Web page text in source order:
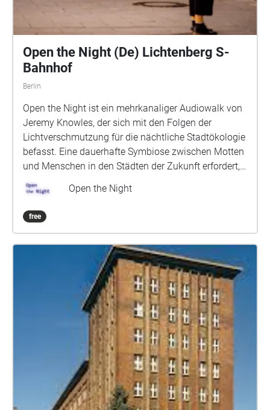
Open the Night (De) Lichtenberg S-
Bahnhof
Berlin
Open the Night ist ein mehrkanaliger Audiowalk von
Jeremy Knowles, der sich mit den Folgen der
Lichtverschmutzung für die nächtliche Stadtökologie
befasst. Eine dauerhafte Symbiose zwischen Motten
und Menschen in den Städten der Zukunft erfordert,
dass wir unsere Beziehung zur Dunkelheit neu
bewerten: Wir müssen unsere Wildheit
zurückgewinnen. Das Überleben der Motten und
damit auch unser eigenes Überleben als Spezies, die
als nachtaktive Bestäuber abhängig ist, hängt von
unserer Fähigkeit ab, unsere Beziehung zur Nacht zu
überdenken. Stadtmotten haben sich unserer
täglichen Zeitwahrnehmung angenähert, indem sie
ihre Anziehungskraft auf künstliches Licht
desensibilisiert haben. Was wird unser nächster
evolutionärer Schritt sein? Setzen Sie einfach Ihre
Kopfhörer auf und erkunden Sie die Gegend, um zu
entdecken, was Motten zu sagen haben. Auch auf
Deutsch und in deutscher Gebärdensprache (DGS)
verfügbar.
Open the Night
free